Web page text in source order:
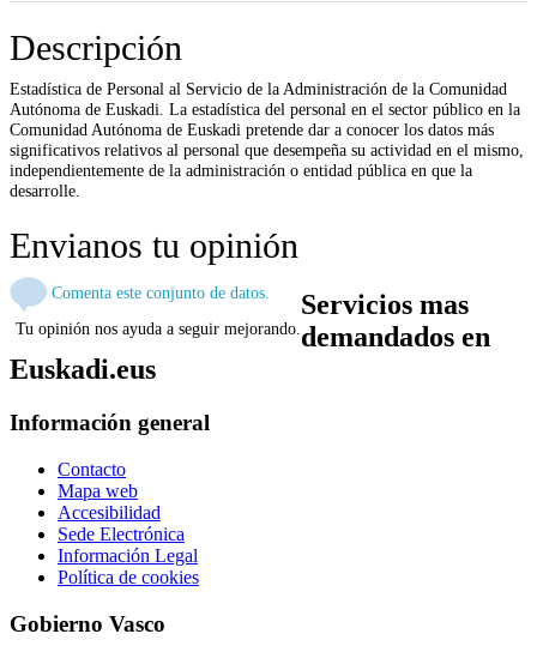
Descripción
Estadística de Personal al Servicio de la Administración de la Comunidad
Autónoma de Euskadi. La estadística del personal en el sector público en la
Comunidad Autónoma de Euskadi pretende dar a conocer los datos más
significativos relativos al personal que desempeña su actividad en el mismo,
independientemente de la administración o entidad pública en que la
desarrolle.
Envianos tu opinión
Comenta este conjunto de datos.
Tu opinión nos ayuda a seguir mejorando.
Servicios mas
demandados en
Euskadi.eus
Información general
Contacto
Mapa web
Accesibilidad
Sede Electrónica
Información Legal
Política de cookies
Gobierno Vasco